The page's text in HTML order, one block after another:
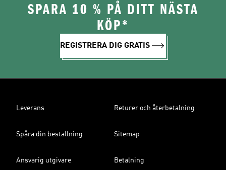
SPARA 10 % PÅ DITT NÄSTA
KÖP*
REGISTRERA DIG GRATIS
Leverans Returer och återbetalning
Spåra din beställning Sitemap
Ansvarig utgivare Betalning